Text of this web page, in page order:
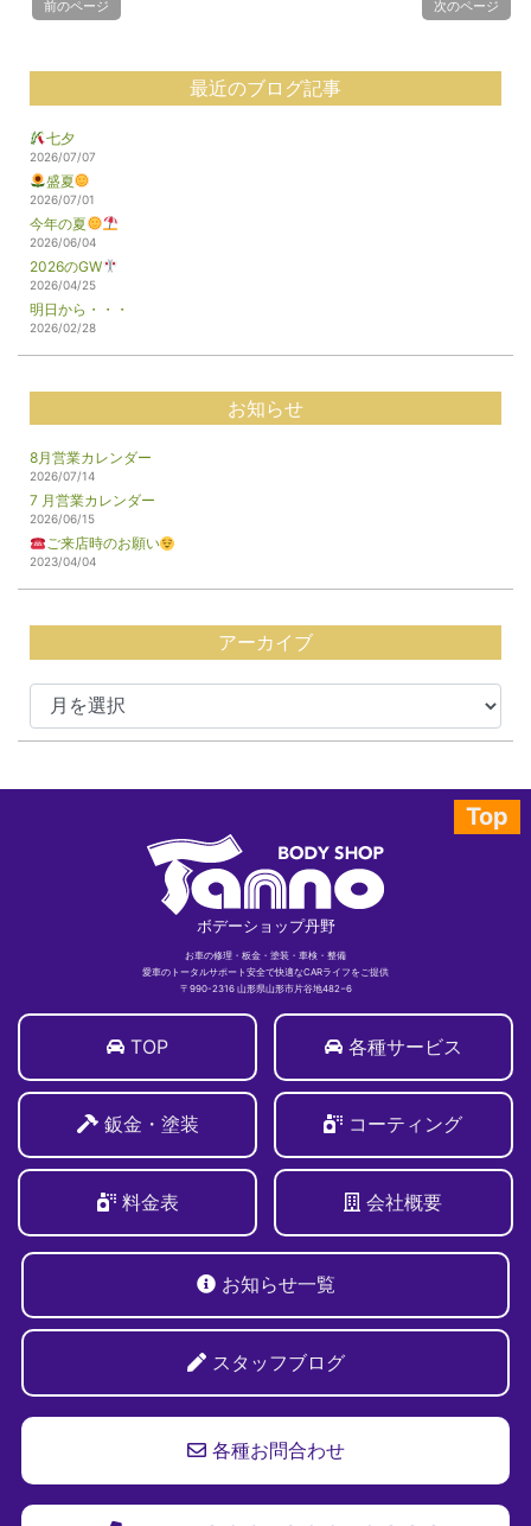
前のページ 次のページ
最近のブログ記事
七夕
2026/07/07
盛夏
2026/07/01
今年の夏
2026/06/04
2026のGW
2026/04/25
明日から・・・
2026/02/28
お知らせ
8月営業カレンダー
2026/07/14
7 月営業カレンダー
2026/06/15
ご来店時のお願い
2023/04/04
アーカイブ
Top
ボデーショップ丹野
お車の修理・板金・塗装・車検・整備
愛車のトータルサポート安全で快適なCARライフをご提供
〒990-2316 山形県山形市片谷地482−6
TOP 各種サービス
鈑金・塗装 コーティング
料金表 会社概要
お知らせ一覧
スタッフブログ
各種お問合わせ